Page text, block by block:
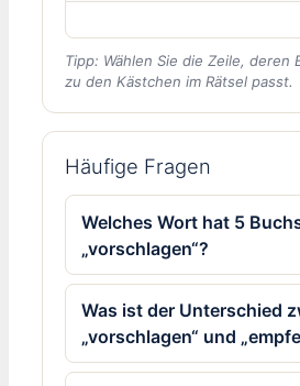
Tipp: Wählen Sie die Zeile, deren
zu den Kästchen im Rätsel passt.
Häufige Fragen
Welches Wort hat 5
„vorschlagen“?
Was ist der Unterschied
„vorschlagen“ und